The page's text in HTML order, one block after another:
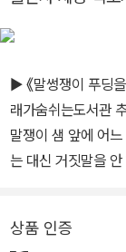
▶ 《말썽쟁이 푸딩을 키우려면》 · 키워드
래가숨쉬는도서관
말쟁이 샘 앞에 어
는 대신 거짓말을
짓말’을 색다른 관
상품 인증